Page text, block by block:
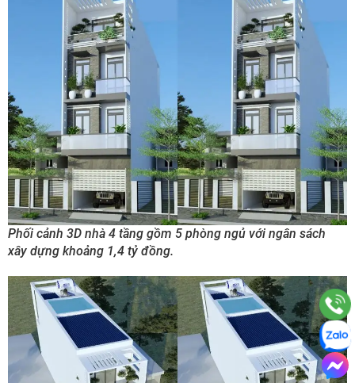
Phối cảnh 3D nhà 4 tầng gồm 5 phòng ngủ với ngân sách
xây dựng khoảng 1,4 tỷ đồng.